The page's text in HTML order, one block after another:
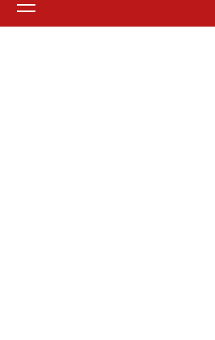
principale